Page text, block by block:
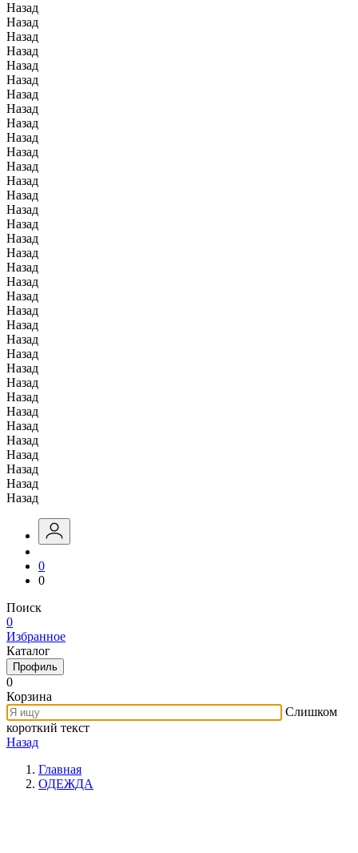
Назад
Назад
Назад
Назад
Назад
Назад
Назад
Назад
Назад
Назад
Назад
Назад
Назад
Назад
Назад
Назад
Назад
Назад
Назад
Назад
Назад
Назад
Назад
Назад
Назад
Назад
Назад
Назад
Назад
Назад
Назад
Назад
Назад
Назад
Назад
0
0
Поиск
0
Избранное
Каталог
Профиль
0
Корзина
Слишком
короткий текст
Назад
Главная
ОДЕЖДА